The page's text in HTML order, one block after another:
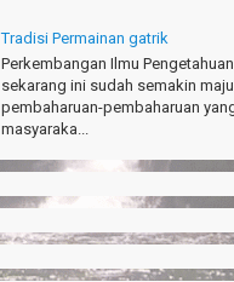
Tradisi Permainan gatrik
Perkembangan Ilmu
sekarang ini sudah semakin
pembaharuan-pembaharuan
masyaraka...